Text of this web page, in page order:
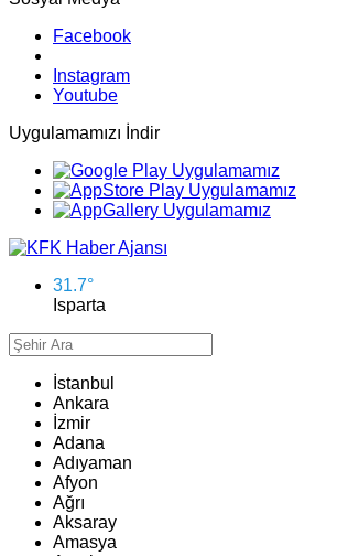
Facebook
Instagram
Youtube
Uygulamamızı İndir
31.7°
Isparta
İstanbul
Ankara
İzmir
Adana
Adıyaman
Afyon
Ağrı
Aksaray
Amasya